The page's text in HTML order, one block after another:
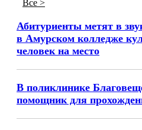
Все >
Абитуриенты метят в
в Амурском колледже
человек на место
В поликлинике
помощник для